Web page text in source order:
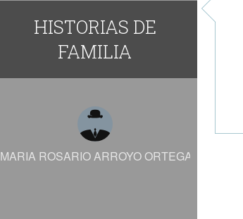
HISTORIAS DE
FAMILIA
MARIA ROSARIO ARROYO ORTEGA